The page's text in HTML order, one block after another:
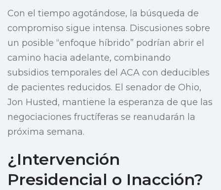
Con el tiempo agotándose, la búsqueda de
compromiso sigue intensa. Discusiones sobre
un posible “enfoque híbrido” podrían abrir el
camino hacia adelante, combinando
subsidios temporales del ACA con deducibles
de pacientes reducidos. El senador de Ohio,
Jon Husted, mantiene la esperanza de que las
negociaciones fructíferas se reanudarán la
próxima semana.
¿Intervención
Presidencial o Inacción?